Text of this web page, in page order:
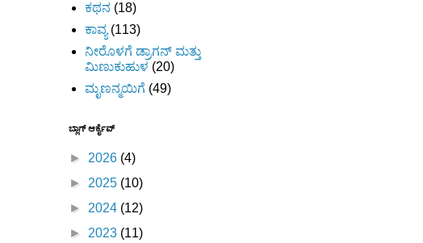
ಕಥನ (18)
ಕಾವ್ಯ (113)
ನೀರೊಳಗೆ ಡ್ರಾಗನ್ ಮತ್ತು
ಮಿಣುಕುಹುಳ (20)
ಮೃಣನ್ಮಯಿಗೆ (49)
ಬ್ಲಾಗ್ ಆರ್ಕೈವ್
► 2026 (4)
► 2025 (10)
► 2024 (12)
► 2023 (11)